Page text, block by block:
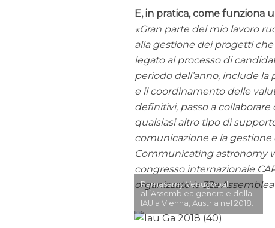
E, in pratica, come funziona
Gran parte del mio lavoro
alla gestione dei progetti
legato al processo di
periodo dell’anno, include la
e il coordinamento delle
definitivi, passo a
qualsiasi altro tipo di
comunicazione e la
Communicating astronomy
congresso internazionale
organizzato la 32a
Ramasamy Venugopal
all’Assemblea generale della
IAU a Vienna, Austria nel 2018.